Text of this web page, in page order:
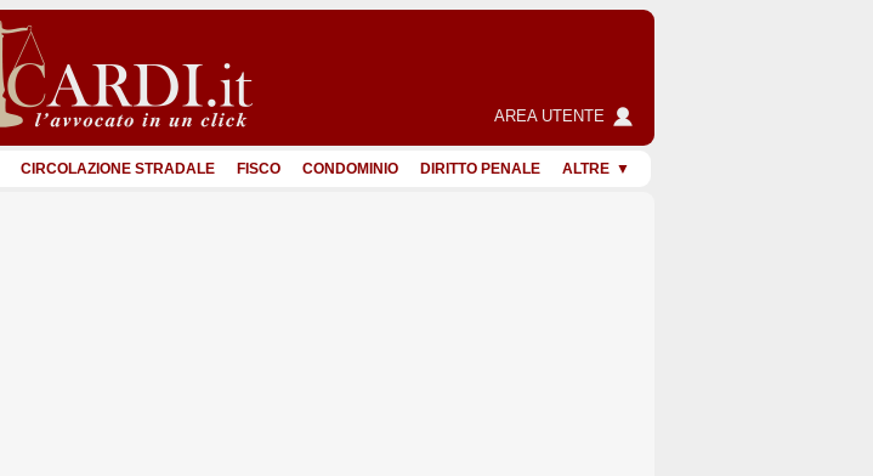
AREA UTENTE
CIRCOLAZIONE STRADALE FISCO CONDOMINIO DIRITTO PENALE ALTRE